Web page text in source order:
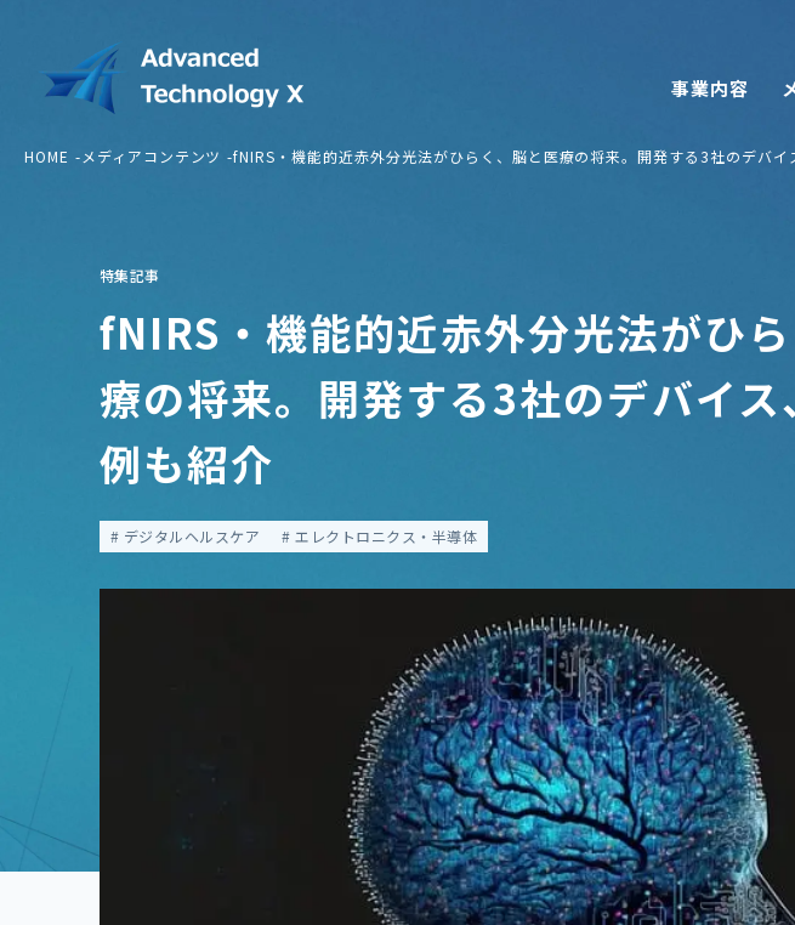
事業内容
HOME メディアコンテンツ fNIRS・機能的近赤外分光法がひらく、脳と医療の将来。開発する3社のデバイ
特集記事
fNIRS・機能的近赤外分光法がひ
療の将来。開発する3社のデバイ
例も紹介
デジタルヘルスケア エレクトロニクス・半導体